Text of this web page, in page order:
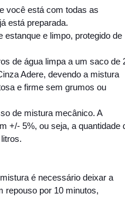
você está com todas as
está preparada.
estanque e limpo, protegido de
de água limpa a um saco de
Adere, devendo a mistura
e firme sem grumos ou
de mistura mecânico. A
+/- 5%, ou seja, a quantidade
é necessário deixar a
repouso por 10 minutos,